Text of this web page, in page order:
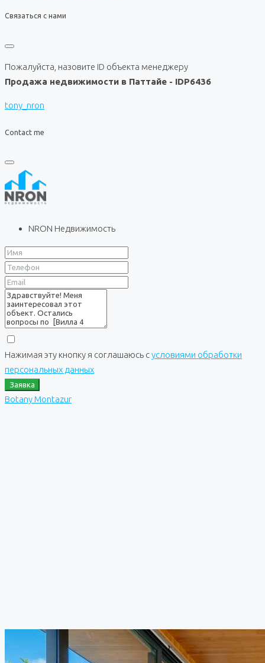
Связаться с нами
Пожалуйста, назовите ID объекта менеджеру
Продажа недвижимости в Паттайе - IDP6436
tony_nron
Contact me
NRON Недвижимость
Нажимая эту кнопку я соглашаюсь сусловиями обработки
персональных данных
Заявка
Botany Montazur